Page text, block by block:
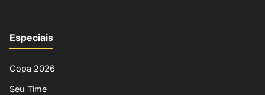
Especiais
Copa 2026
Seu Time